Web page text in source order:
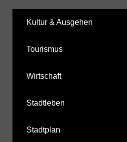
Kultur & Ausgehen
Tourismus
Wirtschaft
Stadtleben
Stadtplan